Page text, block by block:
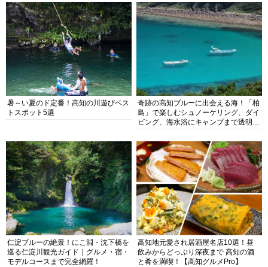
暑～い夏のド定番！高知の川遊びベス
トスポット5選
奇跡の高知ブルーに出会える海！「柏
島」で楽しむシュノーケリング、ダイ
ビング、海水浴にキャンプまで透明度
仁淀ブルーの絶景！にこ淵・沈下橋を
巡る仁淀川観光ガイド｜グルメ・宿・
モデルコースまで完全網羅！
高知地元愛され居酒屋名店10選！昼
飲みからどっぷり深夜まで 高知の酒
と肴を満喫！【高知グルメPro】